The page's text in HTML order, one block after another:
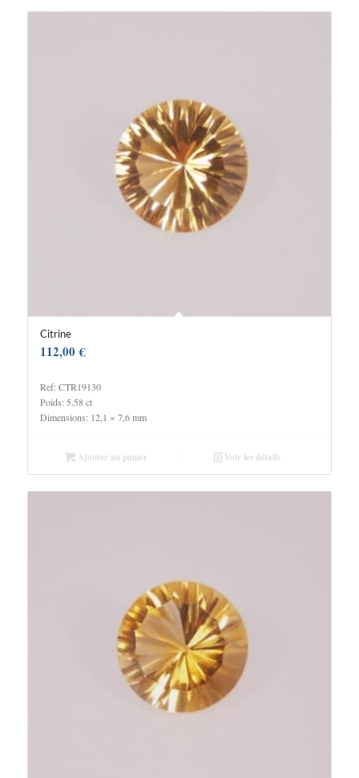
Citrine
112,00€
Ref: CTR19130
Poids: 5.58 ct
Dimensions: 12,1 × 7,6 mm
Ajouter au panier Voir les détails